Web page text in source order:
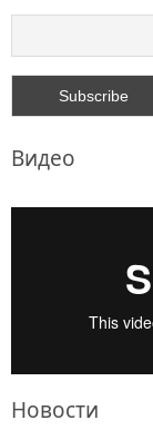
Видео
Новости
РЕГИОНАЛНИ
Втор оглас за
Оглас за
CROSS
Заменик
5 Нови регионални
Втор оглас за
Пуштен во